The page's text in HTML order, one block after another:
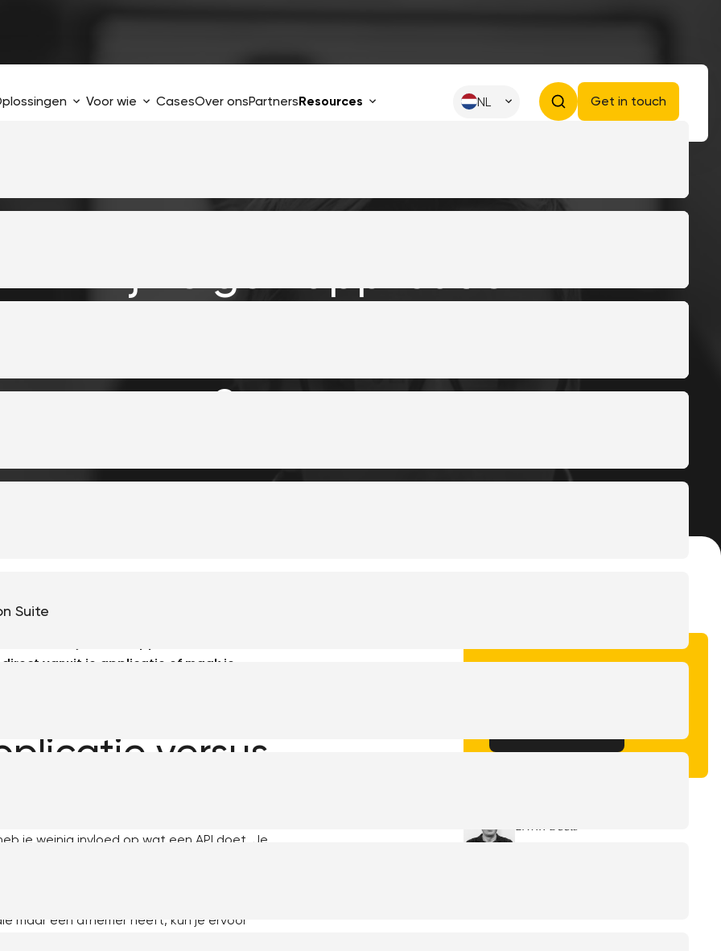
Suite
Voor wie CasesOver onsPartnersResources NL Get in touch
voor?
direct vanuit je applicatie of maak je
mogelijkheden dat met zich meebrengt.
versus
je weinig invloed op wat een API doet. Je
verwerkt of er een integratielaag
maar één afnemer heeft, kun je ervoor
Vragen over deze
Erwin Beets